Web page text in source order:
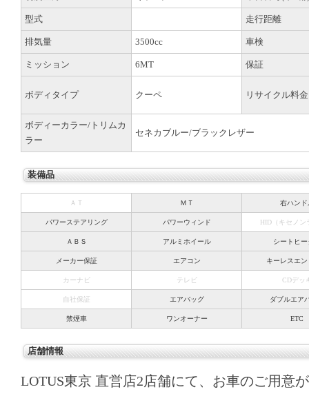
型式 走行距離
排気量 3500cc 車検
ミッション 6MT 保証
ボディタイプ クーペ リサイクル料金
ボディーカラー/トリムカ
ラー
セネカブルー/ブラックレザー
装備品
ＡＴ ＭＴ 右ハンド
パワーステアリング パワーウィンド HID（キセノン
ＡＢＳ アルミホイール シートヒー
メーカー保証 エアコン キーレスエン
カーナビ テレビ CDデッ
自社保証 エアバッグ ダブルエア
禁煙車 ワンオーナー ETC
店舗情報
LOTUS東京 直営店2店舗にて、お車のご用意